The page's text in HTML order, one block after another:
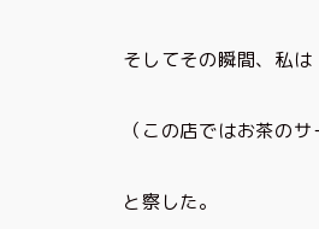
そしてその瞬間、私は
（この店ではお茶の
と察した。